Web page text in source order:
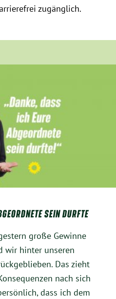
zugänglich.
SEIN DURFTE
große Gewinne
wir hinter unseren
Das zieht
nach sich
dass ich dem